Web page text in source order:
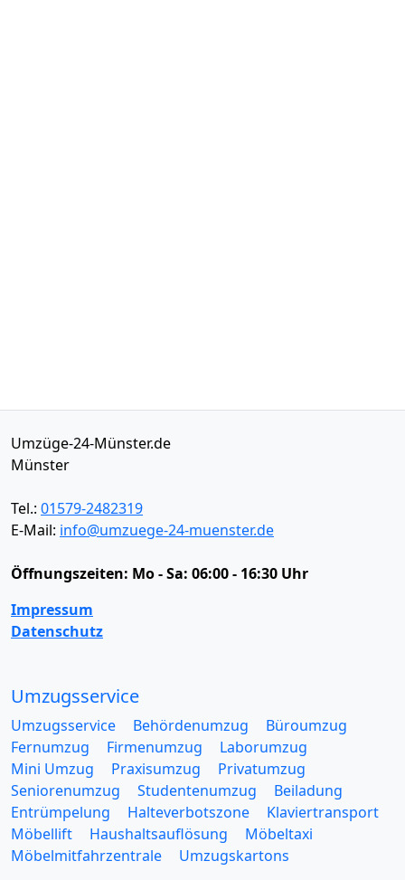
Umzüge-24-Münster.de
Münster
Tel.: 01579-2482319
E-Mail: info@umzuege-24-muenster.de
Öffnungszeiten: Mo - Sa: 06:00 - 16:30 Uhr
Impressum
Datenschutz
Umzugsservice
Umzugsservice Behördenumzug
Büroumzug
Fernumzug
Firmenumzug
Laborumzug
Mini Umzug
Praxisumzug
Privatumzug
Seniorenumzug
Studentenumzug
Beiladung
Entrümpelung
Halteverbotszone
Klaviertransport
Möbellift
Haushaltsauflösung
Möbeltaxi
Möbelmitfahrzentrale
Umzugskartons